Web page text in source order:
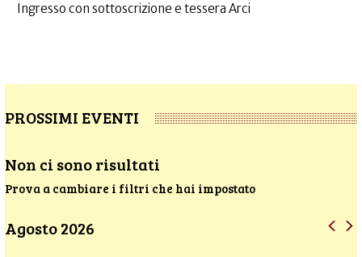
Ingresso con sottoscrizione e tessera Arci
PROSSIMI EVENTI
Non ci sono risultati
Prova a cambiare i filtri che hai impostato
Agosto 2026